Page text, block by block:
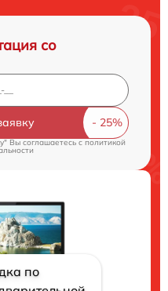
со
Вы соглашаетесь cполитикой
по